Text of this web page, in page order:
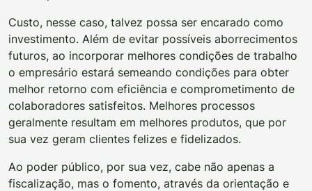
Custo, nesse caso, talvez possa ser encarado como
investimento. Além de evitar possíveis aborrecimentos
futuros, ao incorporar melhores condições de trabalho
o empresário estará semeando condições para obter
melhor retorno com eficiência e comprometimento de
colaboradores satisfeitos. Melhores processos
geralmente resultam em melhores produtos, que por
sua vez geram clientes felizes e fidelizados.
Ao poder público, por sua vez, cabe não apenas a
fiscalização, mas o fomento, através da orientação e